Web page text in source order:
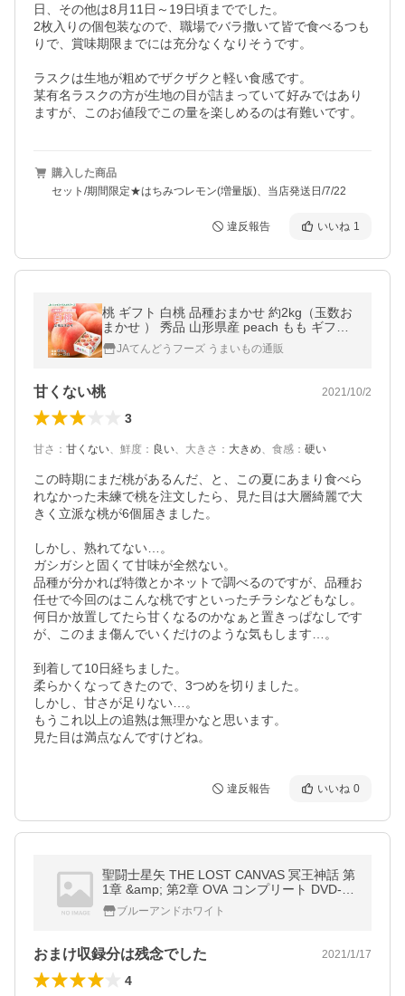
日、その他は8月11日～19日頃まででした。
2枚入りの個包装なので、職場でバラ撒いて皆で食べるつも
りで、賞味期限までには充分なくなりそうです。
ラスクは生地が粗めでザクザクと軽い食感です。
某有名ラスクの方が生地の目が詰まっていて好みではあり
購入した商品
セット/期間限定★はちみつレモン(増量版)、当店発送日/7/22
違反報告 いいね 1
桃 ギフト 白桃 品種おまかせ 約2kg（玉数お
まかせ ） 秀品 山形県産 peach もも ギフト
pc15JAてんどうフーズ うまいもの通販
甘くない桃 2021/10/2
3
甘さ ： 甘くない、 鮮度 ： 良い、 大きさ ： 大きめ、 食感 ： 硬い
この時期にまだ桃があるんだ、と、この夏にあまり食べら
れなかった未練で桃を注文したら、見た目は大層綺麗で大
きく立派な桃が6個届きました。
しかし、熟れてない…。
ガシガシと固くて甘味が全然ない。
品種が分かれば特徴とかネットで調べるのですが、品種お
任せで今回のはこんな桃ですといったチラシなどもなし。
何日か放置してたら甘くなるのかなぁと置きっぱなしです
が、このまま傷んでいくだけのような気もします…。
到着して10日経ちました。
柔らかくなってきたので、3つめを切りました。
しかし、甘さが足りない…。
もうこれ以上の追熟は無理かなと思います。
見た目は満点なんですけどね。
違反報告 いいね 0
聖闘士星矢 THE LOST CANVAS 冥王神話 第
1章 &amp; 第2章 OVA コンプリート DVD-B
OX （全26話 650分） セイントセイヤ
ブルーアンドホワイト
おまけ収録分は残念でした 2021/1/17
4